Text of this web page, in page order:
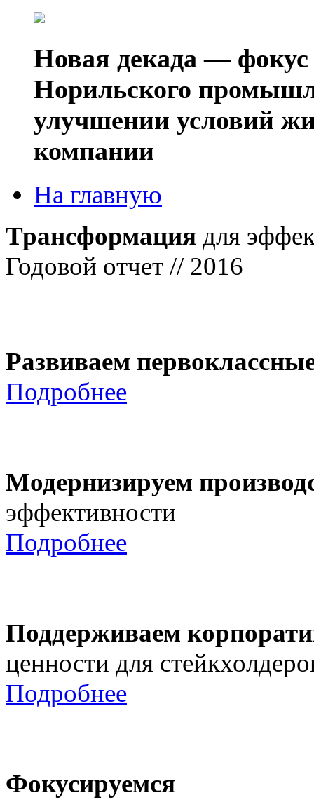
Новая декада — фокус
Норильского
улучшении условий
компании
На главную
Трансформация для
Годовой отчет // 2016
Развиваем
Подробнее
Модернизируем
эффективности
Подробнее
Поддерживаем
ценности для
Подробнее
Фокусируемся